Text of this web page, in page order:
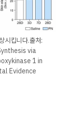
시킵니다.​출처:
via
1 in
Evidence